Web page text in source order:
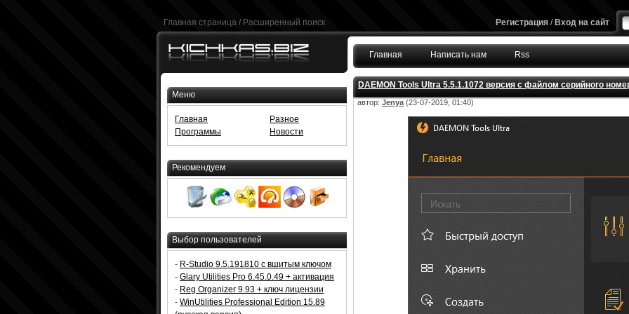
Главная страница / Расширенный поиск Регистрация / Вход на сайт
Главная Написать нам Rss
DAEMON Tools Ultra 5.5.1.1072 версия с файлом серийного
автор: Jenya (23-07-2019, 01:40)
Меню
Главная
Программы
Разное
Новости
Рекомендуем
Выбор пользователей
- R-Studio 9.5.191810 с вшитым ключом
- Glary Utilities Pro 6.45.0.49 + активация
- Reg Organizer 9.93 + ключ лицензии
- WinUtilities Professional Edition 15.89